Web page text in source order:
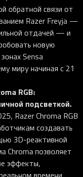
обратной связи от
Razer Freyja —
отдачей — и
новую
Sensa
миру начиная с 21
RGB:
подсветкой.
Razer Chroma RGB
создавать
3D-реактивной
Chroma позволяет
эффекты,